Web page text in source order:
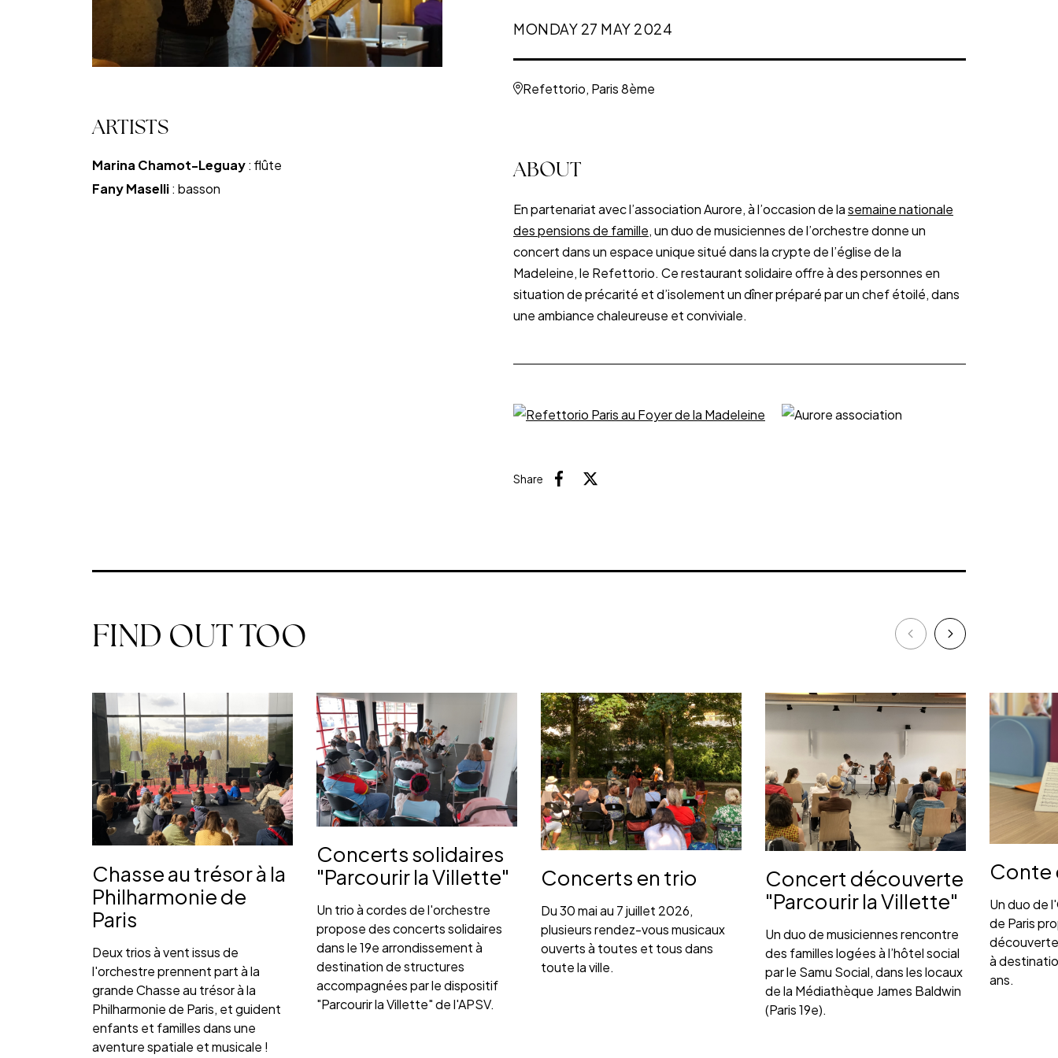
MONDAY 27 MAY 2024
Refettorio, Paris 8ème
ARTISTS
Marina Chamot-Leguay: flûte
Fany Maselli: basson
ABOUT
En partenariat avec l’association Aurore, à l’occasion de lasemaine nationale
des pensions de famille, un duo de musiciennes de l’orchestre donne un
concert dans un espace unique situé dans la crypte de l’église de la
Madeleine, le Refettorio. Ce restaurant solidaire offre à des personnes en
situation de précarité et d’isolement un dîner préparé par un chef étoilé, dans
une ambiance chaleureuse et conviviale.
Share FacebookX (Twitter)
FIND OUT TOO
Chasse au trésor à la
Philharmonie de
Paris
Deux trios à vent issus de
l'orchestre prennent part à la
grande Chasse au trésor à la
Philharmonie de Paris, et guident
enfants et familles dans une
aventure spatiale et musicale !
Concerts solidaires
"Parcourir la Villette"
Un trio à cordes de l'orchestre
propose des concerts solidaires
dans le 19e arrondissement à
destination de structures
accompagnées par le dispositif
"Parcourir la Villette" de l'APSV.
Concerts en trio
Du 30 mai au 7 juillet 2026,
plusieurs rendez-vous musicaux
ouverts à toutes et tous dans
toute la ville.
Concert découverte
"Parcourir la Villette"
Un duo de musiciennes rencontre
des familles logées à l’hôtel social
par le Samu Social, dans les locaux
de la Médiathèque James Baldwin
(Paris 19e).
Conte
Un duo de
de Paris
à
ans.